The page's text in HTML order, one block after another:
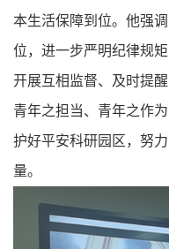
本生活保障到位。他强
位，进一步严明纪律规
开展互相监督、及时提
青年之担当、青年之作
护好平安科研园区，努
量。